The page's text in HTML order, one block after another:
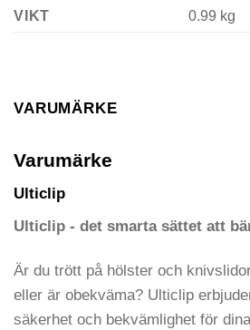
VIKT 0.99 kg
VARUMÄRKE
Varumärke
Ulticlip
Ulticlip - det smarta sättet att
Är du trött på hölster och
eller är obekväma? Ulticlip
säkerhet och bekvämlighet för